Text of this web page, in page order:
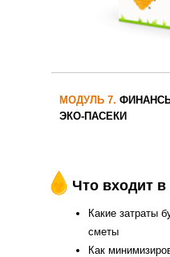
МОДУЛЬ 7.
ЭКО-ПАСЕКИ
Что входит
Какие затраты
сметы
Как